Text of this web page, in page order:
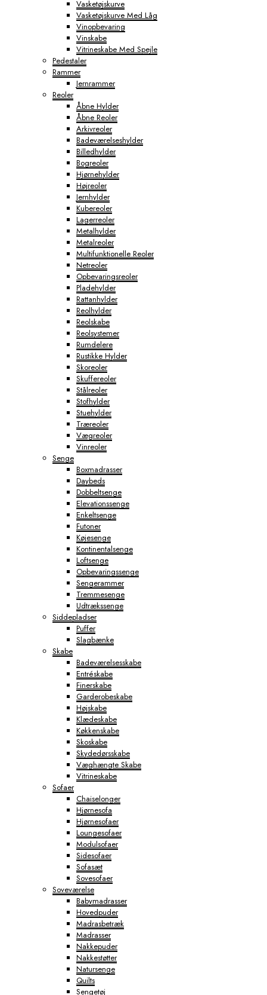
Vasketøjskurve
Vasketøjskurve Med Låg
Vinopbevaring
Vinskabe
Vitrineskabe Med Spejle
Pedestaler
Rammer
Jernrammer
Reoler
Åbne Hylder
Åbne Reoler
Arkivreoler
Badeværelseshylder
Billedhylder
Bogreoler
Hjørnehylder
Højreoler
Jernhylder
Kubereoler
Lagerreoler
Metalhylder
Metalreoler
Multifunktionelle Reoler
Netreoler
Opbevaringsreoler
Pladehylder
Rattanhylder
Reolhylder
Reolskabe
Reolsystemer
Rumdelere
Rustikke Hylder
Skoreoler
Skuffereoler
Stålreoler
Stofhylder
Stuehylder
Træreoler
Vægreoler
Vinreoler
Senge
Boxmadrasser
Daybeds
Dobbeltsenge
Elevationssenge
Enkeltsenge
Futoner
Køjesenge
Kontinentalsenge
Loftsenge
Opbevaringssenge
Sengerammer
Tremmesenge
Udtrækssenge
Siddepladser
Puffer
Slagbænke
Skabe
Badeværelsesskabe
Entréskabe
Finerskabe
Garderobeskabe
Højskabe
Klædeskabe
Køkkenskabe
Skoskabe
Skydedørsskabe
Væghængte Skabe
Vitrineskabe
Sofaer
Chaiselonger
Hjørnesofa
Hjørnesofaer
Loungesofaer
Modulsofaer
Sidesofaer
Sofasæt
Sovesofaer
Soveværelse
Babymadrasser
Hovedpuder
Madrasbetræk
Madrasser
Nakkepuder
Nakkestøtter
Natursenge
Quilts
Sengetøj